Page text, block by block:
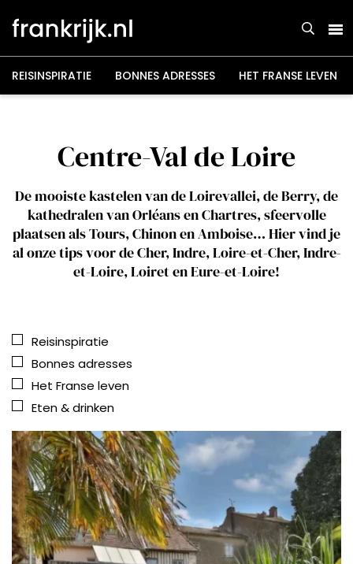
naar
inhoud
REISINSPIRATIE BONNES ADRESSES HET FRANSE LEVEN
Centre-Val de Loire
De mooiste kastelen van de Loirevallei, de Berry, de
kathedralen van Orléans en Chartres, sfeervolle
plaatsen als Tours, Chinon en Amboise… Hier vind je
al onze tips voor de Cher, Indre, Loire-et-Cher, Indre-
et-Loire, Loiret en Eure-et-Loire!
Reisinspiratie
Bonnes adresses
Het Franse leven
Eten & drinken